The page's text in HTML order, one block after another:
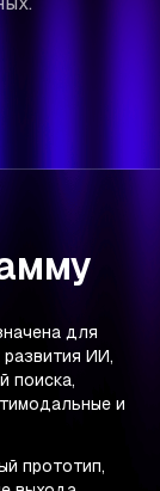
для
ИИ,
поиска,
и
прототип,